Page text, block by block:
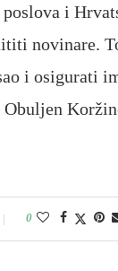
i
novinare.
i osigurati
0